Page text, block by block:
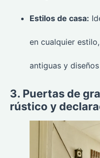
Estilos de casa:
en cualquier
antiguas y
3. Puertas de
rústico y